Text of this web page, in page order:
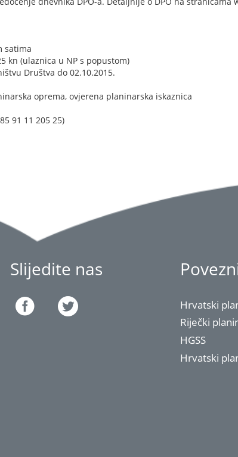
satima
kn (ulaznica u NP s popustom)
Društva do 02.10.2015.
oprema, ovjerena planinarska iskaznica
91 11 205 25)
Slijedite nas
Hrvatski
Riječki
HGSS
Hrvatski